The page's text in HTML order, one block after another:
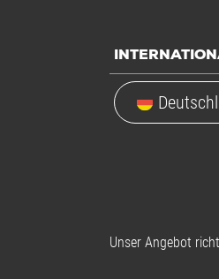
Unser Angebot